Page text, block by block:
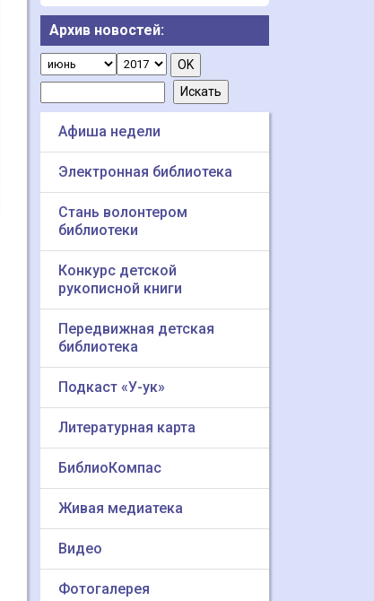
Архив новостей:
Афиша недели
Электронная библиотека
Стань волонтером
библиотеки
Конкурс детской
рукописной книги
Передвижная детская
библиотека
Подкаст «У-ук»
Литературная карта
БиблиоКомпас
Живая медиатека
Видео
Фотогалерея